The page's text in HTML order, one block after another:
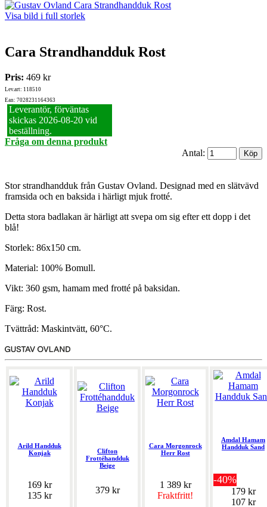
Visa bild i full storlek
Cara Strandhandduk Rost
Pris: 469 kr
Lev.art: 118510
Ean: 7028231164363
Leverantör, förväntas
skickas 2026‑08‑20 vid
beställning.
Fråga om denna produkt
Antal:
Stor strandhandduk från Gustav Ovland. Designad med en slätvävd
framsida och en baksida i härligt mjuk frotté.
Detta stora badlakan är härligt att svepa om sig efter ett dopp i det
blå!
Storlek: 86x150 cm.
Material: 100% Bomull.
Vikt: 360 gsm, hamam med frotté på baksidan.
Färg: Rost.
Tvättråd: Maskintvätt, 60°C.
Arild Handduk
Konjak
169 kr
135 kr
Clifton
Frottéhandduk
Beige
379 kr
Cara Morgonrock
Herr Rost
1 389 kr
Fraktfritt!
Amdal Hamam
Handduk Sand
-40%
179 kr
107 kr